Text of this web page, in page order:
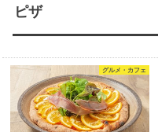
ピザ
グルメ・カフェ